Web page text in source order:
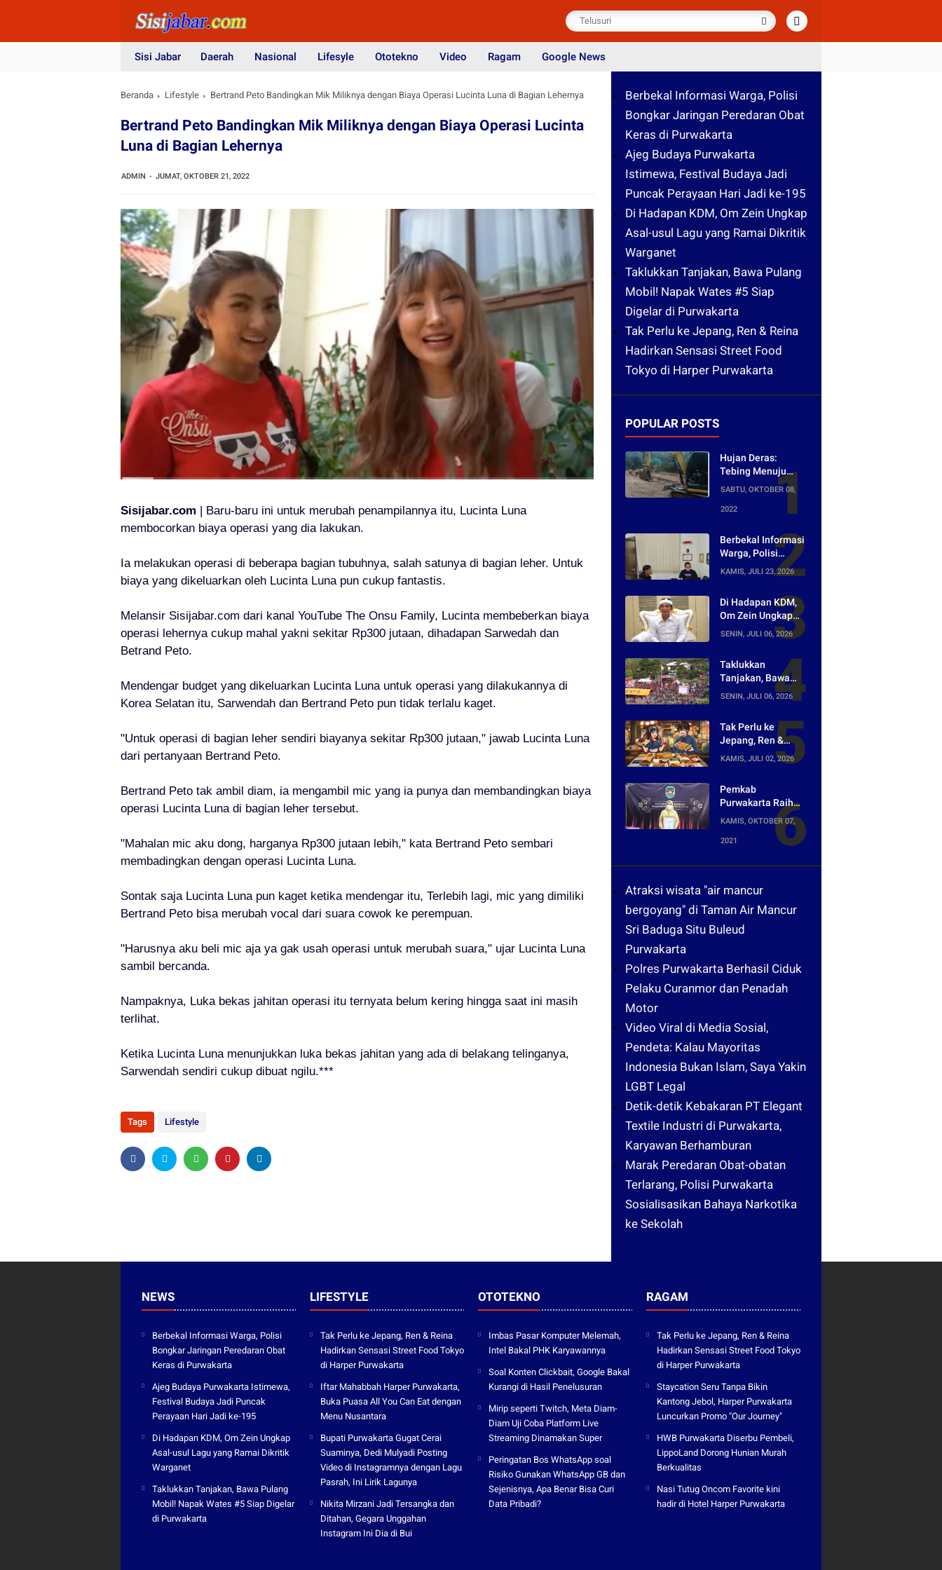
Sisi Jabar Daerah Nasional Lifesyle Ototekno Video Ragam Google News
Beranda Lifestyle Bertrand Peto Bandingkan Mik Miliknya dengan Biaya Operasi Lucinta Luna di Bagian Lehernya
Bertrand Peto Bandingkan Mik Miliknya dengan Biaya Operasi Lucinta
Luna di Bagian Lehernya
ADMIN JUMAT, OKTOBER 21, 2022
Sisijabar.com | Baru-baru ini untuk merubah penampilannya itu, Lucinta Luna
membocorkan biaya operasi yang dia lakukan.
Ia melakukan operasi di beberapa bagian tubuhnya, salah satunya di bagian leher. Untuk
biaya yang dikeluarkan oleh Lucinta Luna pun cukup fantastis.
Melansir Sisijabar.com dari kanal YouTube The Onsu Family, Lucinta membeberkan biaya
operasi lehernya cukup mahal yakni sekitar Rp300 jutaan, dihadapan Sarwedah dan
Betrand Peto.
Mendengar budget yang dikeluarkan Lucinta Luna untuk operasi yang dilakukannya di
Korea Selatan itu, Sarwendah dan Bertrand Peto pun tidak terlalu kaget.
"Untuk operasi di bagian leher sendiri biayanya sekitar Rp300 jutaan," jawab Lucinta Luna
dari pertanyaan Bertrand Peto.
Bertrand Peto tak ambil diam, ia mengambil mic yang ia punya dan membandingkan biaya
operasi Lucinta Luna di bagian leher tersebut.
"Mahalan mic aku dong, harganya Rp300 jutaan lebih," kata Bertrand Peto sembari
membadingkan dengan operasi Lucinta Luna.
Sontak saja Lucinta Luna pun kaget ketika mendengar itu, Terlebih lagi, mic yang dimiliki
Bertrand Peto bisa merubah vocal dari suara cowok ke perempuan.
"Harusnya aku beli mic aja ya gak usah operasi untuk merubah suara," ujar Lucinta Luna
sambil bercanda.
Nampaknya, Luka bekas jahitan operasi itu ternyata belum kering hingga saat ini masih
terlihat.
Ketika Lucinta Luna menunjukkan luka bekas jahitan yang ada di belakang telinganya,
Sarwendah sendiri cukup dibuat ngilu.***
Tags Lifestyle
Berbekal Informasi Warga, Polisi
Bongkar Jaringan Peredaran Obat
Keras di Purwakarta
Ajeg Budaya Purwakarta
Istimewa, Festival Budaya Jadi
Puncak Perayaan Hari Jadi ke-195
Di Hadapan KDM, Om Zein Ungkap
Asal-usul Lagu yang Ramai Dikritik
Warganet
Taklukkan Tanjakan, Bawa Pulang
Mobil! Napak Wates #5 Siap
Digelar di Purwakarta
Tak Perlu ke Jepang, Ren & Reina
Hadirkan Sensasi Street Food
Tokyo di Harper Purwakarta
POPULAR POSTS
Hujan Deras:
Tebing Menuju
Tangkuban Parahu
Menuju Wisata
SABTU, OKTOBER 08,
2022
Berbekal Informasi
Warga, Polisi
Bongkar Jaringan
Peredaran Obat
Purwakarta
KAMIS, JULI 23, 2026
Di Hadapan KDM,
Om Zein Ungkap
Asal-usul Lagu
yang Ramai Dikritik
SENIN, JULI 06, 2026
Taklukkan
Tanjakan, Bawa
Pulang Mobil!
Napak Wates #5
Purwakarta
SENIN, JULI 06, 2026
Tak Perlu ke
Jepang, Ren &
Reina Hadirkan
Harper Purwakarta
KAMIS, JULI 02, 2026
Pemkab
Purwakarta Raih
Penghargaan
Terpopuler di Ajang
2021
KAMIS, OKTOBER 07,
2021
Atraksi wisata "air mancur
bergoyang" di Taman Air Mancur
Sri Baduga Situ Buleud
Purwakarta
Polres Purwakarta Berhasil Ciduk
Pelaku Curanmor dan Penadah
Motor
Video Viral di Media Sosial,
Pendeta: Kalau Mayoritas
Indonesia Bukan Islam, Saya Yakin
LGBT Legal
Detik-detik Kebakaran PT Elegant
Textile Industri di Purwakarta,
Karyawan Berhamburan
Marak Peredaran Obat-obatan
Terlarang, Polisi Purwakarta
Sosialisasikan Bahaya Narkotika
ke Sekolah
NEWS
Berbekal Informasi Warga, Polisi
Bongkar Jaringan Peredaran Obat
Keras di Purwakarta
Ajeg Budaya Purwakarta Istimewa,
Festival Budaya Jadi Puncak
Perayaan Hari Jadi ke-195
Di Hadapan KDM, Om Zein Ungkap
Asal-usul Lagu yang Ramai Dikritik
Warganet
Taklukkan Tanjakan, Bawa Pulang
Mobil! Napak Wates #5 Siap Digelar
di Purwakarta
LIFESTYLE
Tak Perlu ke Jepang, Ren & Reina
Hadirkan Sensasi Street Food Tokyo
di Harper Purwakarta
Iftar Mahabbah Harper Purwakarta,
Buka Puasa All You Can Eat dengan
Menu Nusantara
Bupati Purwakarta Gugat Cerai
Suaminya, Dedi Mulyadi Posting
Video di Instagramnya dengan Lagu
Pasrah, Ini Lirik Lagunya
Nikita Mirzani Jadi Tersangka dan
Ditahan, Gegara Unggahan
Instagram Ini Dia di Bui
OTOTEKNO
Imbas Pasar Komputer Melemah,
Intel Bakal PHK Karyawannya
Soal Konten Clickbait, Google Bakal
Kurangi di Hasil Penelusuran
Mirip seperti Twitch, Meta Diam-
Diam Uji Coba Platform Live
Streaming Dinamakan Super
Peringatan Bos WhatsApp soal
Risiko Gunakan WhatsApp GB dan
Sejenisnya, Apa Benar Bisa Curi
Data Pribadi?
RAGAM
Tak Perlu ke Jepang, Ren & Reina
Hadirkan Sensasi Street Food Tokyo
di Harper Purwakarta
Staycation Seru Tanpa Bikin
Kantong Jebol, Harper Purwakarta
Luncurkan Promo "Our Journey"
HWB Purwakarta Diserbu Pembeli,
LippoLand Dorong Hunian Murah
Berkualitas
Nasi Tutug Oncom Favorite kini
hadir di Hotel Harper Purwakarta